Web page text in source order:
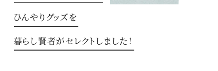
ひんやりグッズを
暮らし賢者がセレクトしました！